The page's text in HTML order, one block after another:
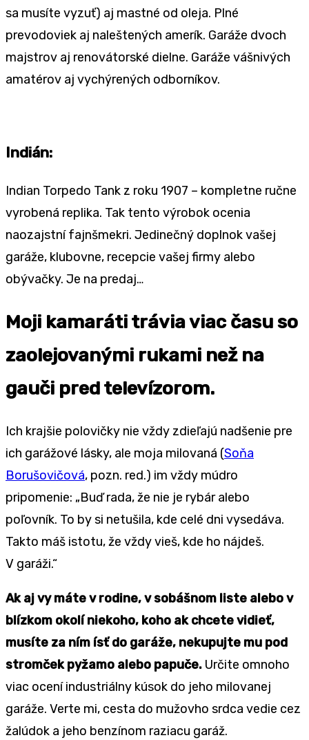
sa musíte vyzuť) aj mastné od oleja. Plné
prevodoviek aj naleštených amerík. Garáže dvoch
majstrov aj renovátorské dielne. Garáže vášnivých
amatérov aj vychýrených odborníkov.
Indián:
Indian Torpedo Tank z roku 1907 – kompletne ručne
vyrobená replika. Tak tento výrobok ocenia
naozajstní fajnšmekri. Jedinečný doplnok vašej
garáže, klubovne, recepcie vašej firmy alebo
obývačky. Je na predaj…
Moji kamaráti trávia viac času so
zaolejovanými rukami než na
gauči pred televízorom.
Ich krajšie polovičky nie vždy zdieľajú nadšenie pre
ich garážové lásky, ale moja milovaná (Soňa
Borušovičová, pozn. red.) im vždy múdro
pripomenie: „Buď rada, že nie je rybár alebo
poľovník. To by si netušila, kde celé dni vysedáva.
Takto máš istotu, že vždy vieš, kde ho nájdeš.
V garáži.“
Ak aj vy máte v rodine, v sobášnom liste alebo v
blízkom okolí niekoho, koho ak chcete vidieť,
musíte za ním ísť do garáže, nekupujte mu pod
stromček pyžamo alebo papuče. Určite omnoho
viac ocení industriálny kúsok do jeho milovanej
garáže. Verte mi, cesta do mužovho srdca vedie cez
žalúdok a jeho benzínom raziacu garáž.